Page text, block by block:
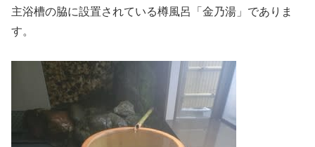
主浴槽の脇に設置されている樽風呂「金乃湯」でありま
す。